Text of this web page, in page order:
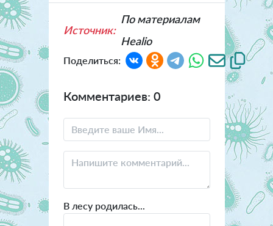
Источник:
По материалам
Healio
Поделиться:
Комментариев: 0
В лесу родилась...